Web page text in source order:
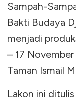
Sampah-
Bakti Budaya
menjadi
– 17
Taman Ismail
Lakon ini